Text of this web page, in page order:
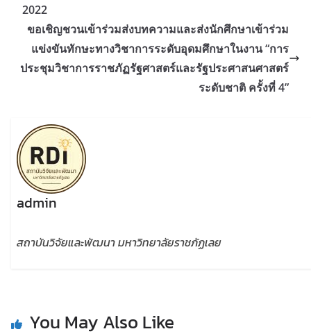
2022
ขอเชิญชวนเข้าร่วมส่งบทความและส่งนักศึกษาเข้าร่วม
แข่งขันทักษะทางวิชาการระดับอุดมศึกษาในงาน “การ
ประชุมวิชาการราชภัฏรัฐศาสตร์และรัฐประศาสนศาสตร์
ระดับชาติ ครั้งที่ 4”
admin
สถาบันวิจัยและพัฒนา มหาวิทยาลัยราชภัฏเลย
You May Also Like